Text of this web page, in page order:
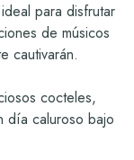
para disfrutar
de músicos
cautivarán.
cocteles,
día caluroso bajo